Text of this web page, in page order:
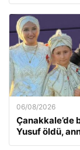
06/08/2026
Çanakkale’de
Yusuf öldü,